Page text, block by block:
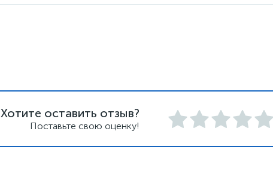
Хотите оставить отзыв?
Поставьте свою оценку!